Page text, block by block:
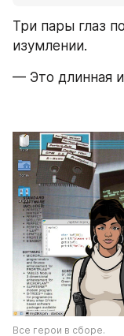
Три пары глаз
изумлении.
— Это длинная
Все герои в сборе.